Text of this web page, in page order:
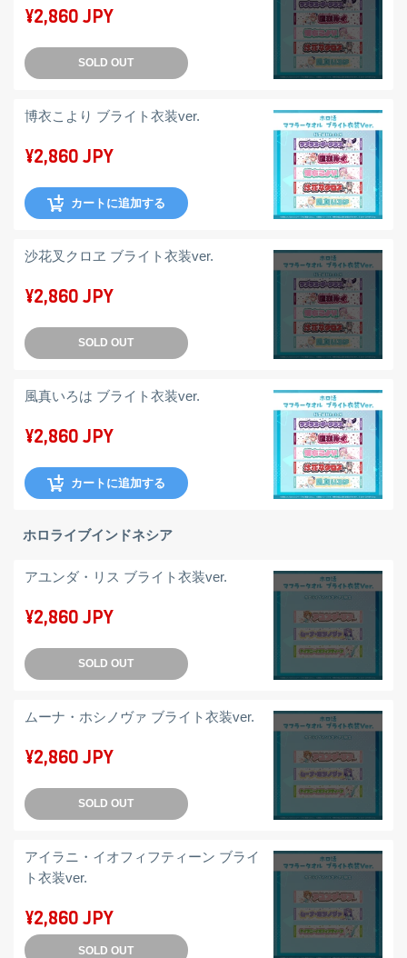
¥2,860 JPY
SOLD OUT
博衣こより ブライト衣装ver.
¥2,860 JPY
カートに追加する
沙花叉クロヱ ブライト衣装ver.
¥2,860 JPY
SOLD OUT
風真いろは ブライト衣装ver.
¥2,860 JPY
カートに追加する
ホロライブインドネシア
アユンダ・リス ブライト衣装ver.
¥2,860 JPY
SOLD OUT
ムーナ・ホシノヴァ ブライト衣装ver.
¥2,860 JPY
SOLD OUT
アイラニ・イオフィフティーン ブライ
ト衣装ver.
¥2,860 JPY
SOLD OUT